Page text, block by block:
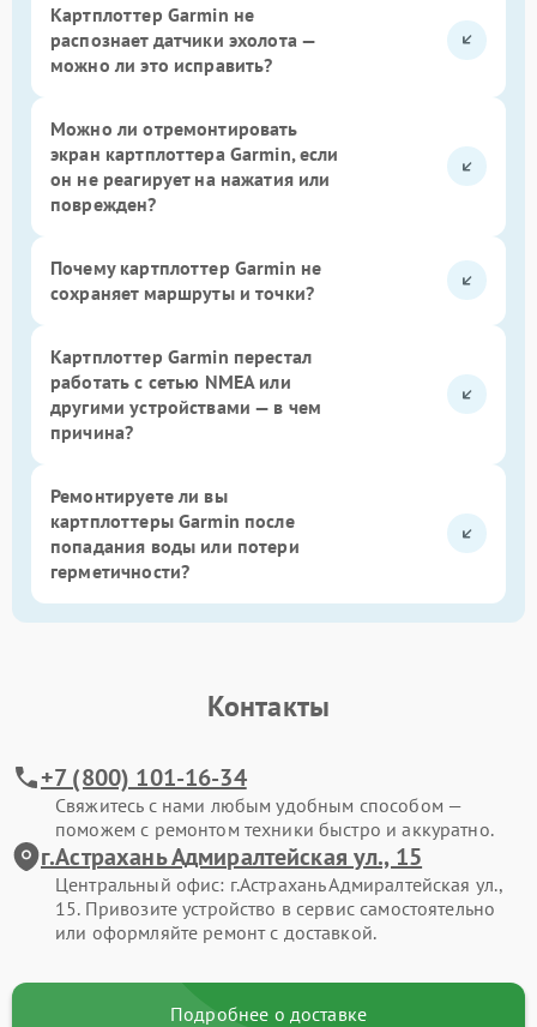
Картплоттер Garmin не
распознает датчики эхолота —
можно ли это исправить?
Можно ли отремонтировать
экран картплоттера Garmin, если
он не реагирует на нажатия или
поврежден?
Почему картплоттер Garmin не
сохраняет маршруты и точки?
Картплоттер Garmin перестал
работать с сетью NMEA или
другими устройствами — в чем
причина?
Ремонтируете ли вы
картплоттеры Garmin после
попадания воды или потери
герметичности?
Контакты
+7 (800) 101-16-34
Свяжитесь с нами любым удобным способом —
поможем с ремонтом техники быстро и аккуратно.
г.Астрахань Адмиралтейская ул., 15
Центральный офис: г.Астрахань Адмиралтейская ул.,
15. Привозите устройство в сервис самостоятельно
или оформляйте ремонт с доставкой.
Подробнее о доставке